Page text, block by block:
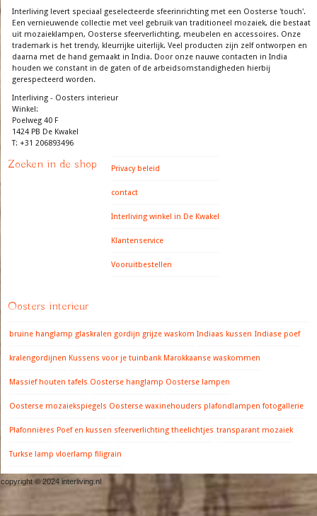
Interliving levert speciaal geselecteerde sfeerinrichting met een Oosterse 'touch'.
Een vernieuwende collectie met veel gebruik van traditioneel mozaiek, die bestaat
uit mozaieklampen, Oosterse sfeerverlichting, meubelen en accessoires. Onze
trademark is het trendy, kleurrijke uiterlijk. Veel producten zijn zelf ontworpen en
daarna met de hand gemaakt in India. Door onze nauwe contacten in India
houden we constant in de gaten of de arbeidsomstandigheden hierbij
gerespecteerd worden.
Interliving - Oosters interieur
Winkel:
Poelweg 40 F
1424 PB De Kwakel
T: +31 206893496
Zoeken in de shop Privacy beleid
contact
Interliving winkel in De Kwakel
Klantenservice
Vooruitbestellen
Oosters interieur
bruine hanglamp glaskralen gordijn grijze waskom Indiaas kussen Indiase poef
kralengordijnen Kussens voor je tuinbank Marokkaanse waskommen
Massief houten tafels Oosterse hanglamp Oosterse lampen
Oosterse mozaiekspiegels Oosterse waxinehouders plafondlampen fotogallerie
Plafonnières Poef en kussen sfeerverlichting theelichtjes transparant mozaiek
Turkse lamp vloerlamp filigrain
copyright © 2024 interliving.nl